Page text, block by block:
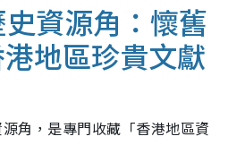
資源角：懷舊
地區珍貴文獻
角，是專門收藏「香港地區資